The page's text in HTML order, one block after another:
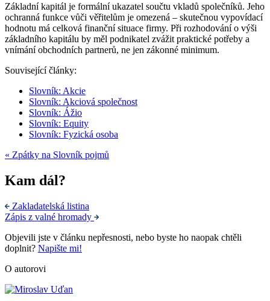
Základní kapitál je formální ukazatel součtu vkladů společníků. Jeho
ochranná funkce vůči věřitelům je omezená – skutečnou vypovídací
hodnotu má celková finanční situace firmy. Při rozhodování o výši
základního kapitálu by měl podnikatel zvážit praktické potřeby a
vnímání obchodních partnerů, ne jen zákonné minimum.
Související články:
Slovník: Akcie
Slovník: Akciová společnost
Slovník: Ážio
Slovník: Equity
Slovník: Fyzická osoba
« Zpátky na Slovník pojmů
Kam dál?
Zakladatelská listina
Zápis z valné hromady
Objevili jste v článku nepřesnosti, nebo byste ho naopak chtěli
doplnit? Napište mi!
O autorovi